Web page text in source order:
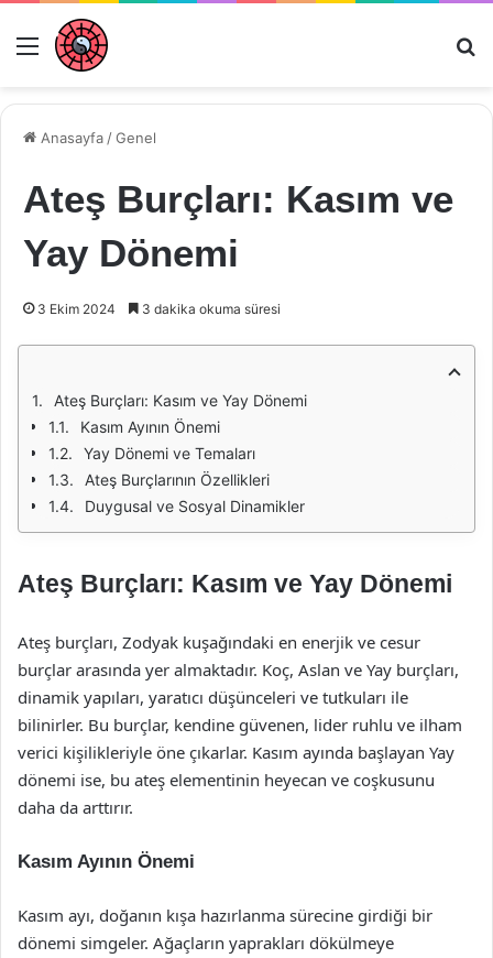
Menü
Anasayfa /Genel
Ateş Burçları: Kasım ve
Yay Dönemi
3 Ekim 2024 3 dakika okuma süresi
Ateş Burçları: Kasım ve Yay Dönemi
Kasım Ayının Önemi
Yay Dönemi ve Temaları
Ateş Burçlarının Özellikleri
Duygusal ve Sosyal Dinamikler
Ateş Burçları: Kasım ve Yay Dönemi
Ateş burçları, Zodyak kuşağındaki en enerjik ve cesur
burçlar arasında yer almaktadır. Koç, Aslan ve Yay burçları,
dinamik yapıları, yaratıcı düşünceleri ve tutkuları ile
bilinirler. Bu burçlar, kendine güvenen, lider ruhlu ve ilham
verici kişilikleriyle öne çıkarlar. Kasım ayında başlayan Yay
dönemi ise, bu ateş elementinin heyecan ve coşkusunu
daha da arttırır.
Kasım Ayının Önemi
Kasım ayı, doğanın kışa hazırlanma sürecine girdiği bir
dönemi simgeler. Ağaçların yaprakları dökülmeye